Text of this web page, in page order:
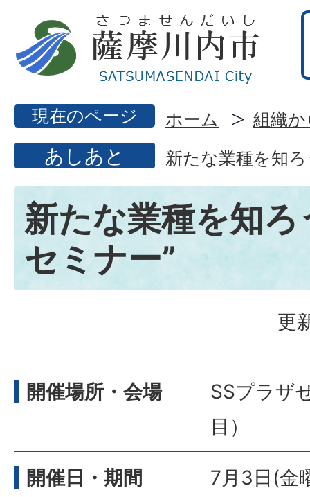
現在のページ ホーム 組織
あしあと 新たな業種を知
新たな業種を知ろ
セミナー”
更
開催場所・会場
SSプラザ
目）
開催日・期間
7月3日(金